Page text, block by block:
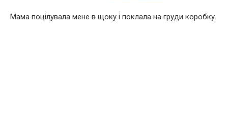
Мама поцілувала мене в щоку і поклала на гpyди коробку.